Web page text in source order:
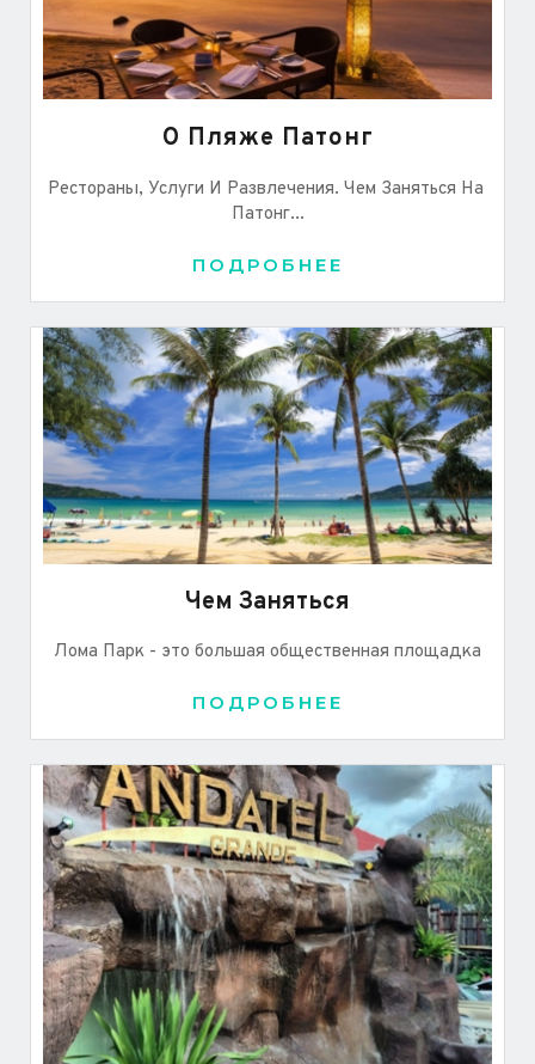
О Пляже Патонг
Рестораны, Услуги И Развлечения. Чем Заняться На
Патонг...
ПОДРОБНЕЕ
Чем Заняться
Лома Парк - это большая общественная площадка
ПОДРОБНЕЕ